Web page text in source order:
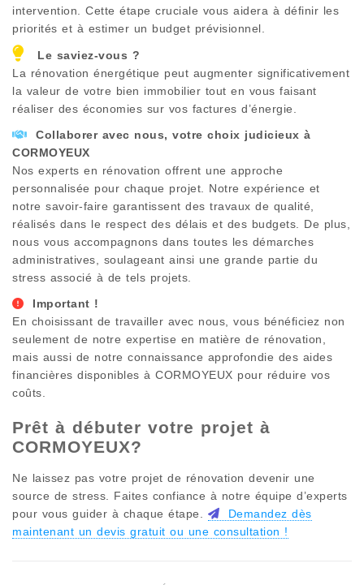
intervention. Cette étape cruciale vous aidera à définir les
priorités et à estimer un budget prévisionnel.
Le saviez-vous ?
La rénovation énergétique peut augmenter significativement
la valeur de votre bien immobilier tout en vous faisant
réaliser des économies sur vos factures d’énergie.
Collaborer avec nous, votre choix judicieux à
CORMOYEUX
Nos experts en rénovation offrent une approche
personnalisée pour chaque projet. Notre expérience et
notre savoir-faire garantissent des travaux de qualité,
réalisés dans le respect des délais et des budgets. De plus,
nous vous accompagnons dans toutes les démarches
administratives, soulageant ainsi une grande partie du
stress associé à de tels projets.
Important !
En choisissant de travailler avec nous, vous bénéficiez non
seulement de notre expertise en matière de rénovation,
mais aussi de notre connaissance approfondie des aides
financières disponibles à CORMOYEUX pour réduire vos
coûts.
Prêt à débuter votre projet à
CORMOYEUX?
Ne laissez pas votre projet de rénovation devenir une
source de stress. Faites confiance à notre équipe d’experts
pour vous guider à chaque étape.
Demandez dès
maintenant un devis gratuit ou une consultation !